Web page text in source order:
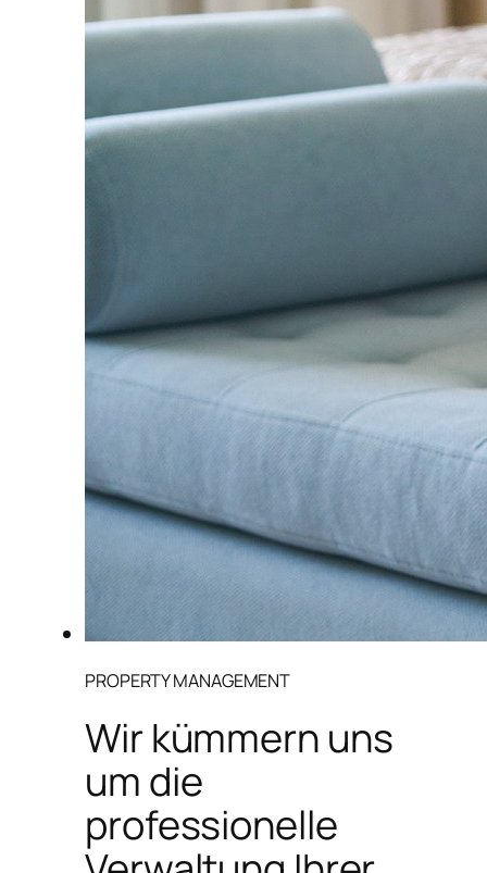
PROPERTY MANAGEMENT
Wir kümmern uns
um die
professionelle